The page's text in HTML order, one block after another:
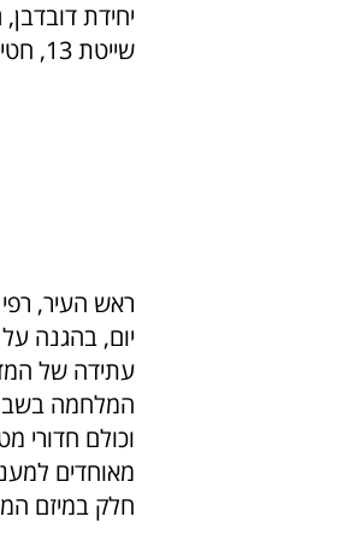
שייטת 13, חטיבה 261 ויחידות מילואימניקים.
יום, בהגנה
עתידה של
וכולם חדורי
מאוחדים
חלק במיזם